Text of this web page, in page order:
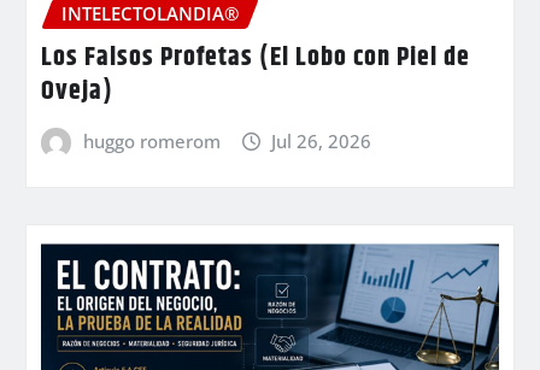
INTELECTOLANDIA®
Los Falsos Profetas (El Lobo con Piel de
Oveja)
huggo romerom Jul 26, 2026